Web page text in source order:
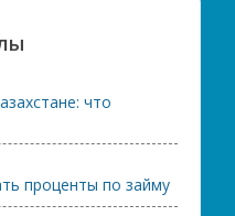
что
проценты по займу